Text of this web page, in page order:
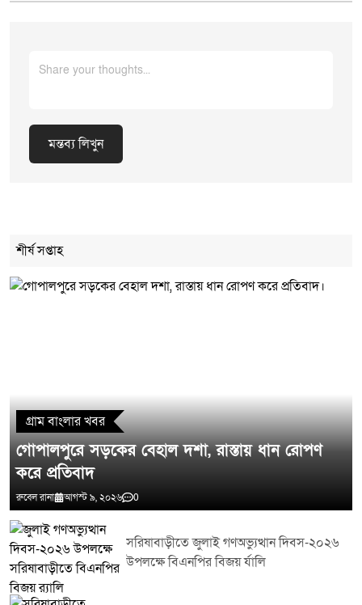
মন্তব্য লিখুন
শীর্ষ সপ্তাহ
গ্রাম বাংলার খবর
গোপালপুরে সড়কের বেহাল দশা, রাস্তায় ধান রোপণ
করে প্রতিবাদ
রুবেল রানা আগস্ট ৯, ২০২৬ 0
সরিষাবাড়ীতে জুলাই গণঅভ্যুত্থান দিবস-২০২৬
উপলক্ষে বিএনপির বিজয় র্যালি